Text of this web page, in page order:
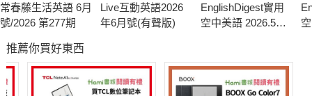
常春藤生活英語 6月
號/2026 第277期
Live互動英語2026
年6月號(有聲版)
EnglishDigest實用
空中美語 2026.5月
推薦你買好東西